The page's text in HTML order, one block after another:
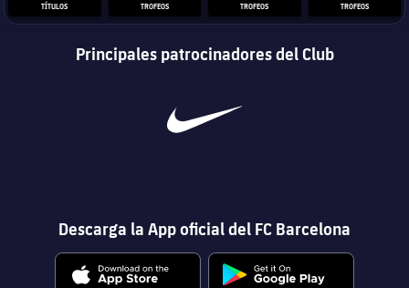
TÍTULOS TROFEOS TROFEOS TROFEOS
Principales patrocinadores del Club
Descarga la App oficial del FC Barcelona